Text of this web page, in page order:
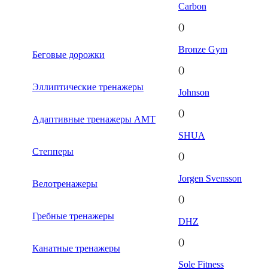
Беговые дорожки
Эллиптические тренажеры
Адаптивные тренажеры AMT
Степперы
Велотренажеры
Гребные тренажеры
Канатные тренажеры
Carbon
()
Bronze Gym
()
Johnson
()
SHUA
()
Jorgen Svensson
()
DHZ
()
Sole Fitness